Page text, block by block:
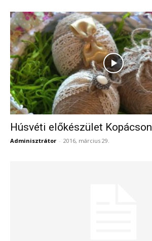
Húsvéti előkészület Kopácson
Adminisztrátor - 2016, március 29.